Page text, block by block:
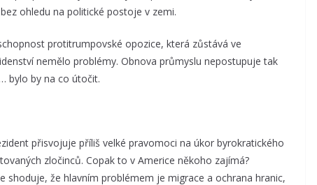
ohledu na politické postoje v zemi.
protitrumpovské opozice, která zůstává ve
nemělo problémy. Obnova průmyslu nepostupuje tak
bylo by na co útočit.
přisvojuje příliš velké pravomoci na úkor byrokratického
zločinců. Copak to v Americe někoho zajímá?
shoduje, že hlavním problémem je migrace a ochrana hranic,